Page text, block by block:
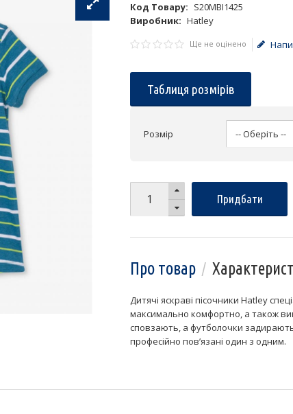
Код Товару: S20MBI1425
Виробник: Hatley
Ще не оцінено
Таблиця розмірів
Розмір
Придбати
Про товар
Дитячі яскраві пісочники Hatley
максимально комфортно, а також
сповзають, а футболочки
професійно пов’язані один з одним.